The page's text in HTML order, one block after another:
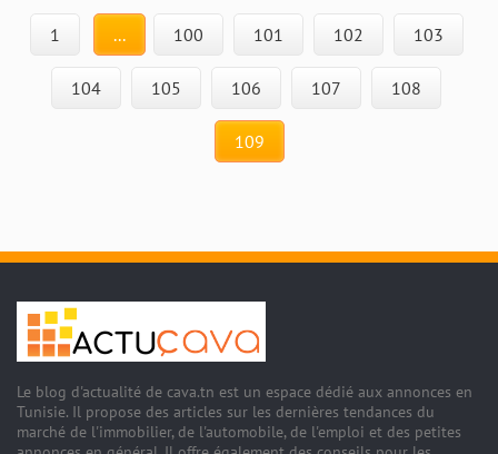
1 ... 100 101 102 103
104 105 106 107 108
109
Le blog d'actualité de cava.tn est un espace dédié aux annonces en
Tunisie. Il propose des articles sur les dernières tendances du
marché de l'immobilier, de l'automobile, de l'emploi et des petites